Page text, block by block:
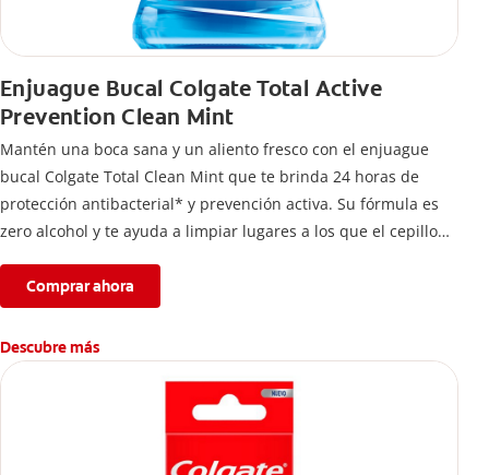
Enjuague Bucal Colgate Total Active
Prevention Clean Mint
Mantén una boca sana y un aliento fresco con el enjuague
bucal Colgate Total Clean Mint que te brinda 24 horas de
protección antibacterial* y prevención activa. Su fórmula es
zero alcohol y te ayuda a limpiar lugares a los que el cepillo
Comprar ahora
Descubre más